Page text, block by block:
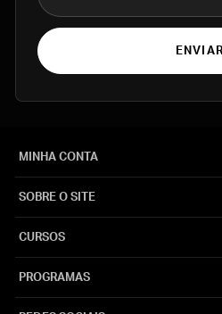
ENVIAR
MINHA CONTA
SOBRE O SITE
CURSOS
PROGRAMAS